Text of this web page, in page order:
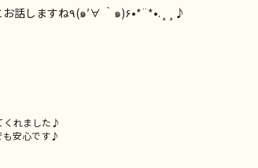
そのお話はまた、今度ゆっくりとお話しますね٩(๑′∀ ‵๑)۶•*¨*•.¸¸♪
くれました♪
も安心です♪